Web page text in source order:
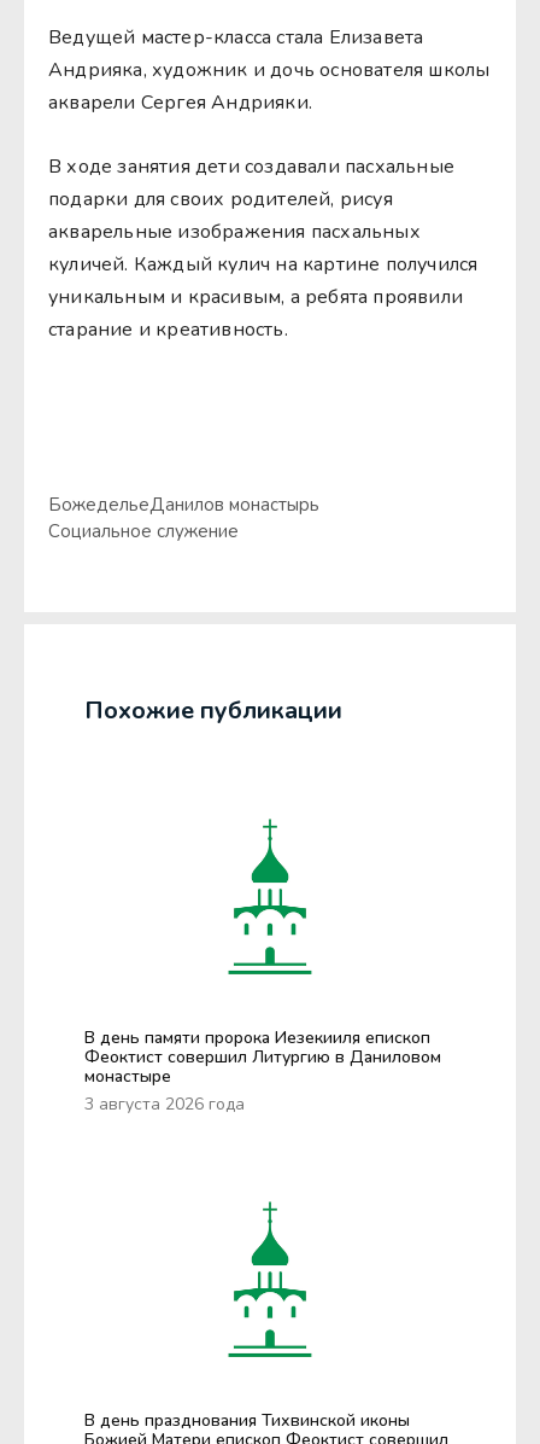
Ведущей мастер-класса стала Елизавета
Андрияка, художник и дочь основателя школы
акварели Сергея Андрияки.
В ходе занятия дети создавали пасхальные
подарки для своих родителей, рисуя
акварельные изображения пасхальных
куличей. Каждый кулич на картине получился
уникальным и красивым, а ребята проявили
старание и креативность.
БожедельеДанилов монастырь
Социальное служение
Похожие публикации
В день памяти пророка Иезекииля епископ
Феоктист совершил Литургию в Даниловом
монастыре
3 августа 2026 года
В день празднования Тихвинской иконы